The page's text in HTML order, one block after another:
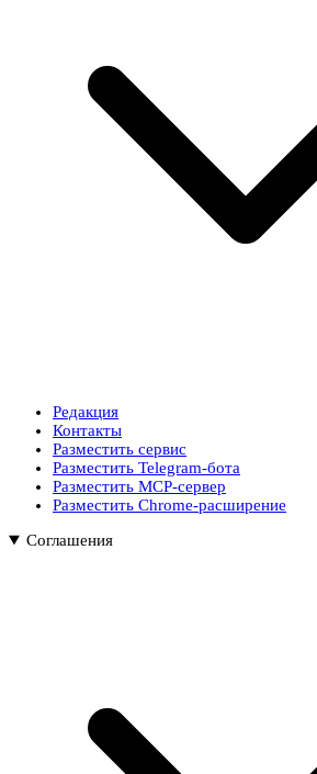
Редакция
Контакты
Разместить сервис
Разместить Telegram-бота
Разместить MCP-сервер
Разместить Chrome-расширение
Соглашения